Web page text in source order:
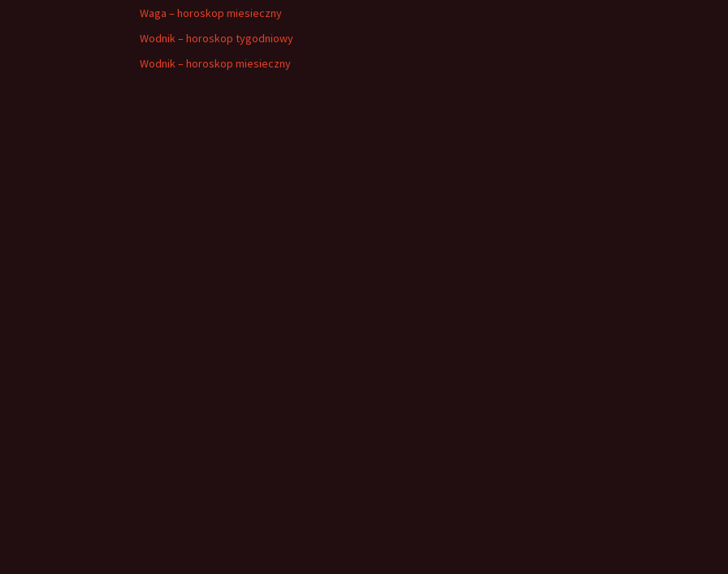
Waga – horoskop miesieczny
Wodnik – horoskop tygodniowy
Wodnik – horoskop miesieczny